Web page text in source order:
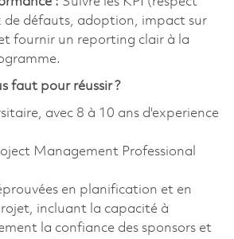
de défauts, adoption, impact sur
fournir un reporting clair à la
faut pour réussir ?
avec 8 à 10 ans d'experience
Management Professional
en planification et en
incluant la capacité à
la confiance des sponsors et